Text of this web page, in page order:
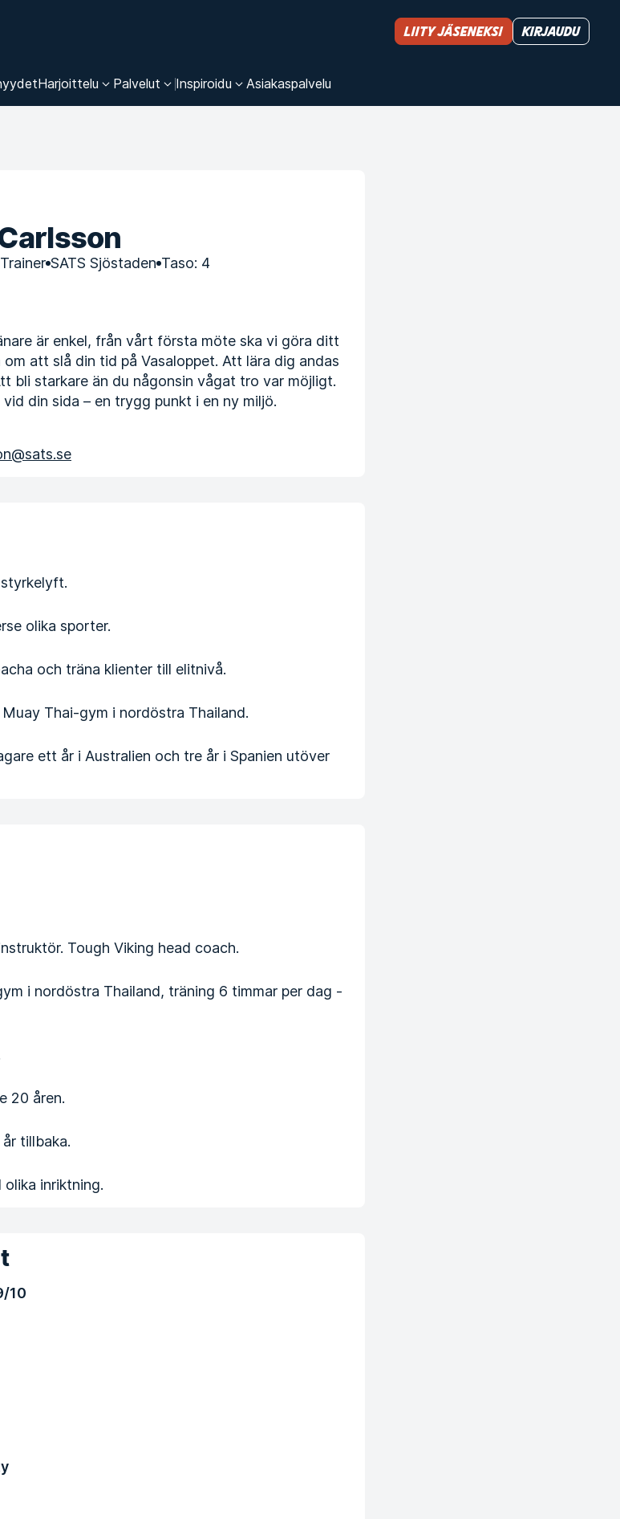
Harjoittelu Palvelut Inspiroidu Asiakas­palvelu
Liity jäseneksi Kirjaudu
SATS Sjöstaden Taso: 4
är enkel, från vårt första möte ska vi göra ditt
att slå din tid på Vasaloppet. Att lära dig andas
bli starkare än du någonsin vågat tro var möjligt.
din sida – en trygg punkt i en ny miljö.
olika sporter.
och träna klienter till elitnivå.
Thai-gym i nordöstra Thailand.
ett år i Australien och tre år i Spanien utöver
Tough Viking head coach.
i nordöstra Thailand, träning 6 timmar per dag -
20 åren.
tillbaka.
inriktning.
10